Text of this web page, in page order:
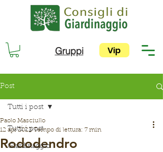
Gruppi Vip
Post
Tutti i post
Giardinaggio
Tutti i post
Rododendro
Paolo Masciullo
12 apr 2022 Tempo di lettura: 7 min